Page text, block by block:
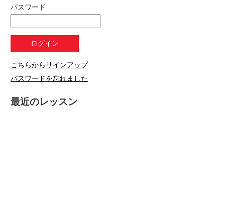
パスワード
こちらからサインアップ
パスワードを忘れました
最近のレッスン